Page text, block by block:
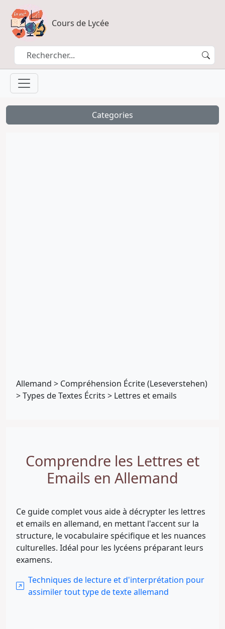
Cours de Lycée
Categories
Allemand > Compréhension Écrite (Leseverstehen)
>Types de Textes Écrits > Lettres et emails
Comprendre les Lettres et
Emails en Allemand
Ce guide complet vous aide à décrypter les lettres
et emails en allemand, en mettant l'accent sur la
structure, le vocabulaire spécifique et les nuances
culturelles. Idéal pour les lycéens préparant leurs
examens.
Techniques de lecture et d'interprétation pour
assimiler tout type de texte allemand